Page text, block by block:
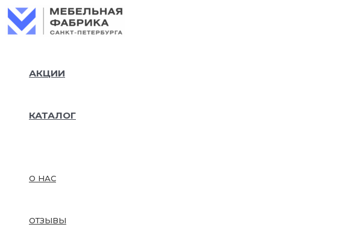
Перейти
к
АКЦИИ
КАТАЛОГ
О НАС
ОТЗЫВЫ